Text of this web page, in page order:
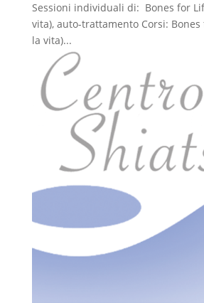
Sessioni individuali di: Bones for
vita), auto-trattamento Corsi: Bones
la vita)...